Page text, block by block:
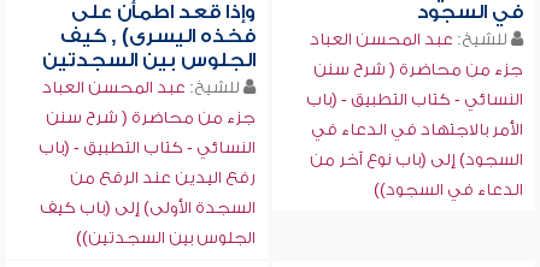
في السجود
للشيخ: عبد المحسن العباد
جزء من محاضرة ( شرح سنن
النسائي - كتاب التطبيق - (باب
الأمر بالاجتهاد في الدعاء في
السجود) إلى (باب نوع آخر من
الدعاء في السجود))
وإذا قعد اطمأن على
فخذه اليسرى) , كيف
الجلوس بين السجدتين
للشيخ: عبد المحسن العباد
جزء من محاضرة ( شرح سنن
النسائي - كتاب التطبيق - (باب
رفع اليدين عند الرفع من
السجدة الأولى) إلى (باب كيف
الجلوس بين السجدتين))